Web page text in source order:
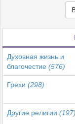
Духовная жизнь и
благочестие (576)
Грехи (298)
Другие религии (197)